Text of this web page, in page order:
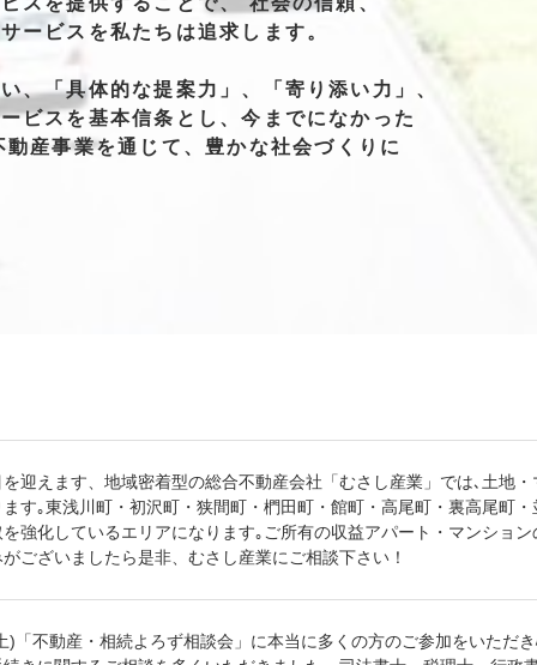
サービスを私たちは追求します。
、「具体的な提案力」、
「寄り添い力」、
ビスを 基本信条とし、今までになかった
動産事業を通じて、 豊かな社会づくりに
迎えます、地域密着型の総合不動産会社「むさし産業」では､土地
す｡東浅川町・初沢町・狭間町・椚田町・館町・高尾町・裏高尾町
強化しているエリアになります｡ご所有の収益アパート・マンショ
ございましたら是非、むさし産業にご相談下さい！
)「不動産・相続よろず相談会」に本当に多くの方のご参加をいただ